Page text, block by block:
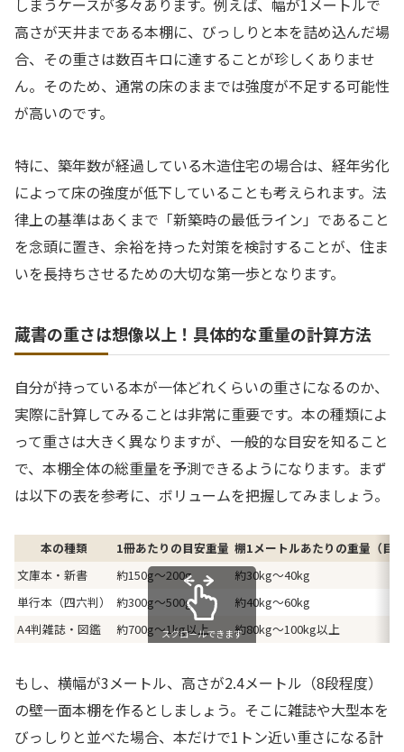
高さが天井まである本棚に、びっしりと本を詰め込んだ場
合、その重さは数百キロに達することが珍しくありませ
ん。そのため、通常の床のままでは強度が不足する可能性
が高いのです。
特に、築年数が経過している木造住宅の場合は、経年劣化
によって床の強度が低下していることも考えられます。法
律上の基準はあくまで「新築時の最低ライン」であること
を念頭に置き、余裕を持った対策を検討することが、住ま
いを長持ちさせるための大切な第一歩となります。
蔵書の重さは想像以上！具体的な重量の計算方法
自分が持っている本が一体どれくらいの重さになるのか、
実際に計算してみることは非常に重要です。本の種類によ
って重さは大きく異なりますが、一般的な目安を知ること
で、本棚全体の総重量を予測できるようになります。まず
は以下の表を参考に、ボリュームを把握してみましょう。
本の種類 1冊あたりの目安重量 棚1メートルあたりの重量（目
文庫本・新書
約150g〜200g
約30kg〜40kg
単行本（四六判）
約300g〜500g
約40kg〜60kg
A4判雑誌・図鑑
約700g〜1kg以上 約80kg〜100kg以上
スクロールできます
もし、横幅が3メートル、高さが2.4メートル（8段程度）
の壁一面本棚を作るとしましょう。そこに雑誌や大型本を
びっしりと並べた場合、本だけで1トン近い重さになる計